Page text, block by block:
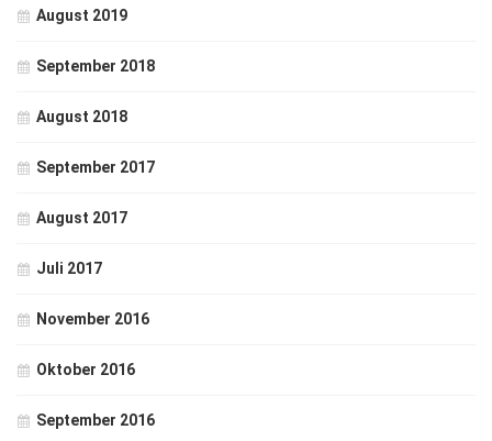
August 2019
September 2018
August 2018
September 2017
August 2017
Juli 2017
November 2016
Oktober 2016
September 2016